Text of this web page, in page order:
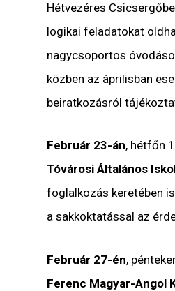
Hétvezéres
logikai feladatokat
nagycsoportos
közben az áprilisban
beiratkozásról
Február 23-án, hétfőn
Tóvárosi Általános
foglalkozás keretében
a sakkoktatással az
Február 27-én,
Ferenc Magyar-Angol